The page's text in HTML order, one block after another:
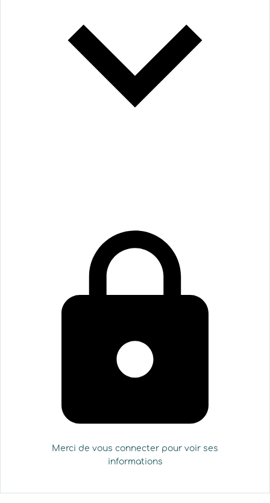
Merci de vous connecter pour voir ses
informations